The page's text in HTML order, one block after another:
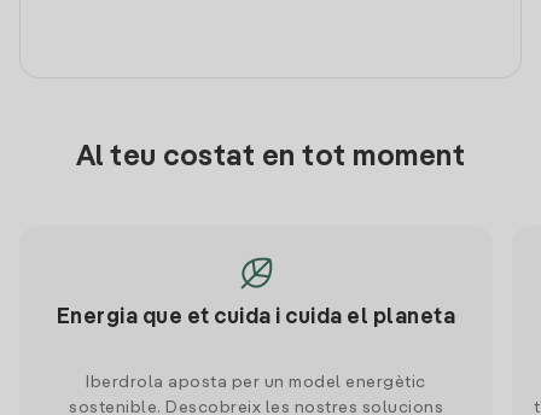
Al teu costat en tot moment
Energia que et cuida i cuida el planeta
Iberdrola aposta per un model energètic
sostenible. Descobreix les nostres solucions